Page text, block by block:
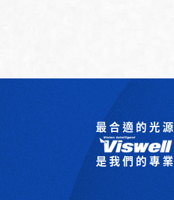
最合適的光源
是我們的專業